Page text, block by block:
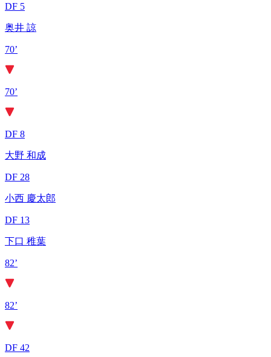
DF 5
奥井 諒
70’
70’
DF 8
大野 和成
DF 28
小西 慶太郎
DF 13
下口 稚葉
82’
82’
DF 42